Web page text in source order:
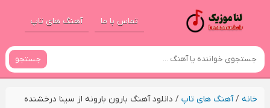
تماس با ما آهنگ های تاپ
جستجو
خانه/آهنگ های تاپ/ دانلود آهنگ بارون بارونه از سینا درخشنده